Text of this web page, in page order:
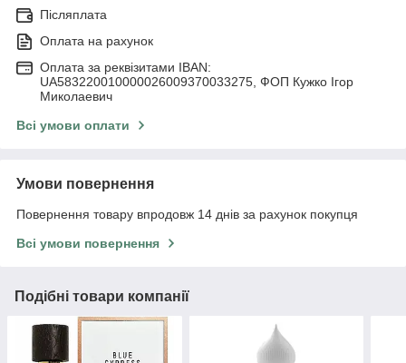
Післяплата
Оплата на рахунок
Оплата за реквізитами IBAN:
UA583220010000026009370033275, ФОП Кужко Ігор
Миколаевич
Всі умови оплати
Умови повернення
Повернення товару впродовж 14 днів за рахунок покупця
Всі умови повернення
Подібні товари компанії